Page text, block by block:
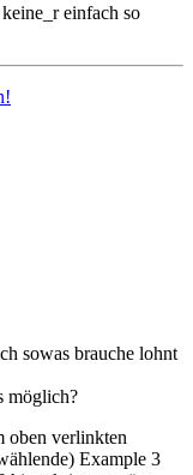
einfach so
sowas brauche lohnt
möglich?
oben verlinkten
Example 3